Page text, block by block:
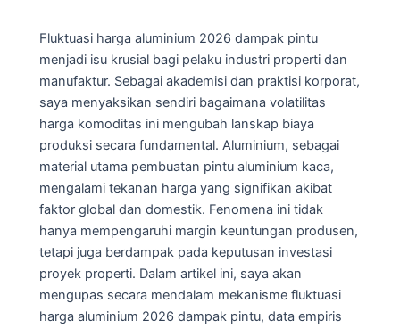
Fluktuasi harga aluminium 2026 dampak pintu
menjadi isu krusial bagi pelaku industri properti dan
manufaktur. Sebagai akademisi dan praktisi korporat,
saya menyaksikan sendiri bagaimana volatilitas
harga komoditas ini mengubah lanskap biaya
produksi secara fundamental. Aluminium, sebagai
material utama pembuatan pintu aluminium kaca,
mengalami tekanan harga yang signifikan akibat
faktor global dan domestik. Fenomena ini tidak
hanya mempengaruhi margin keuntungan produsen,
tetapi juga berdampak pada keputusan investasi
proyek properti. Dalam artikel ini, saya akan
mengupas secara mendalam mekanisme fluktuasi
harga aluminium 2026 dampak pintu, data empiris